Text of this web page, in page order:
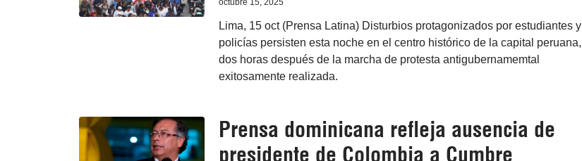
octubre 15, 2025
Lima, 15 oct (Prensa Latina) Disturbios protagonizados por estudiantes y
policías persisten esta noche en el centro histórico de la capital peruana,
dos horas después de la marcha de protesta antigubernamemtal
exitosamente realizada.
Prensa dominicana refleja ausencia de
presidente de Colombia a Cumbre